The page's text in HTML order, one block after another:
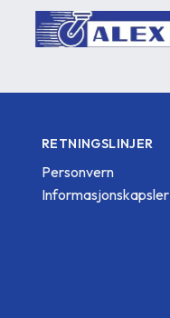
RETNINGSLINJER
Personvern
Informasjonskapsler